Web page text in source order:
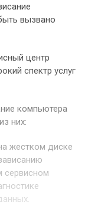
вызвано
центр
спектр услуг
компьютера
них:
жестком диске
сервисном